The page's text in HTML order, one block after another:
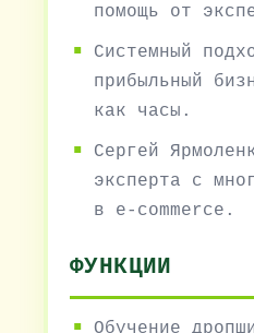
помощь от
Системный
прибыльный
как часы.
Сергей
эксперта с
в e-commerce.
ФУНКЦИИ
Обучение